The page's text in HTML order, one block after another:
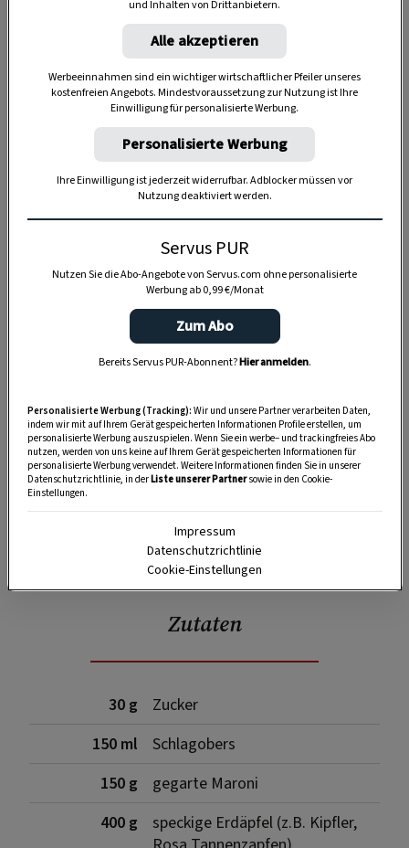
Anzeige
SPEICHERN DRUCKEN
Zutaten
30 g
Zucker
150 ml
Schlagobers
150 g
gegarte Maroni
400 g
speckige Erdäpfel (z.B. Kipfler,
und Inhalten von Drittanbietern.
Alle akzeptieren
Werbeeinnahmen sind ein wichtiger wirtschaftlicher Pfeiler unseres
kostenfreien Angebots. Mindestvoraussetzung zur Nutzung ist Ihre
Einwilligung für personalisierte Werbung.
Personalisierte Werbung
Ihre Einwilligung ist jederzeit widerrufbar. Adblocker müssen vor
Nutzung deaktiviert werden.
Servus PUR
Nutzen Sie die Abo-Angebote von Servus.com ohne personalisierte
Werbung ab 0,99 €/Monat
Zum Abo
Bereits Servus PUR-Abonnent?Hier anmelden.
Personalisierte Werbung (Tracking): Wir und unsere Partner verarbeiten Daten,
indem wir mit auf Ihrem Gerät gespeicherten Informationen Profile erstellen, um
personalisierte Werbung auszuspielen. Wenn Sie ein werbe– und trackingfreies Abo
nutzen, werden von uns keine auf Ihrem Gerät gespeicherten Informationen für
personalisierte Werbung verwendet. Weitere Informationen finden Sie in unserer
Datenschutzrichtlinie, in derListe unserer Partnersowie in den Cookie-
Einstellungen.
Impressum
Datenschutzrichtlinie
Cookie-Einstellungen